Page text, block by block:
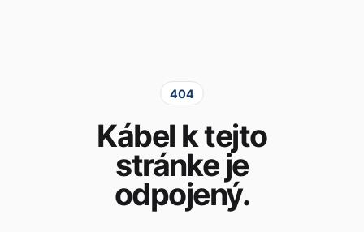
404
Kábel k tejto
stránke je
odpojený.